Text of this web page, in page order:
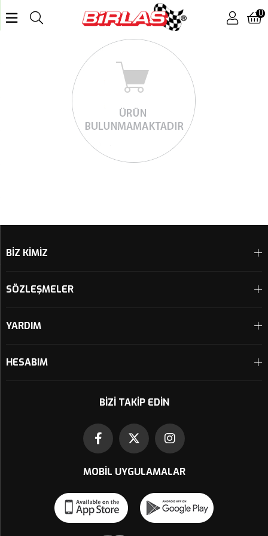
0
BİZ KİMİZ
SÖZLEŞMELER
YARDIM
HESABIM
BIZI TAKIP EDIN
MOBIL UYGULAMALAR